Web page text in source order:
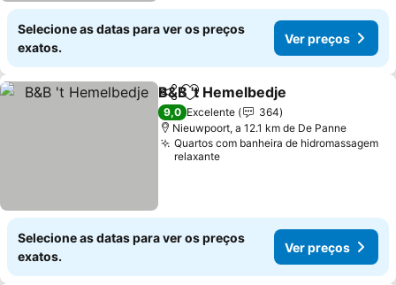
Selecione as datas para ver os preços
exatos.
Ver preços
PartilharAdicionar aos favoritos
B&B 't Hemelbedje
9,0 Excelente
364
Nieuwpoort, a 12.1 km de De Panne
Quartos com banheira de hidromassagem
relaxante
Selecione as datas para ver os preços
exatos.
Ver preços